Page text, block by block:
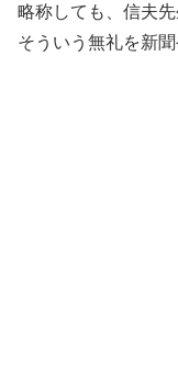
略称しても、信夫
そういう無礼を新